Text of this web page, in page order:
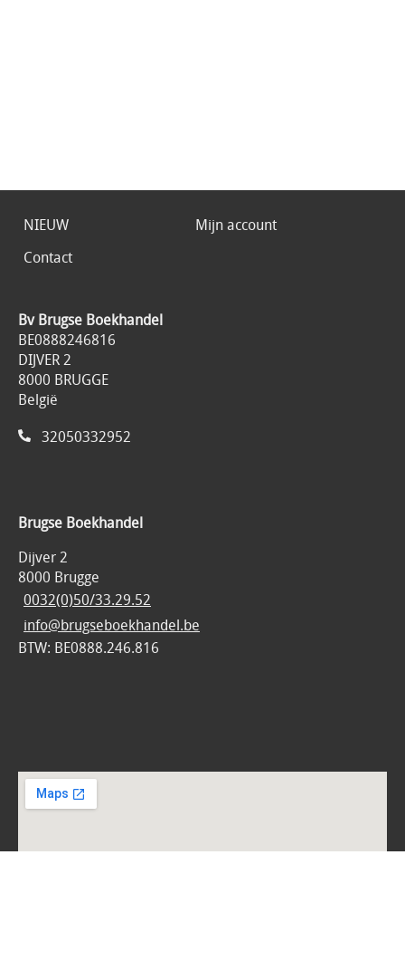
NIEUW
Mijn account
Contact
Bv Brugse Boekhandel
BE0888246816
DIJVER 2
8000 BRUGGE
België
32050332952
Brugse Boekhandel
Dijver 2
8000 Brugge
0032(0)50/33.29.52
info@brugseboekhandel.be
BTW: BE0888.246.816